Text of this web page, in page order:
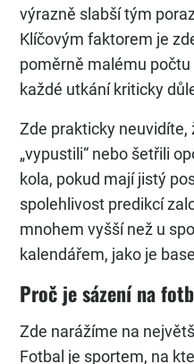
výrazně slabší tým
Klíčovým faktorem je
poměrně malému
každé utkání kriticky
Zde prakticky neuvidíte,
„vypustili“ nebo šetřili
kola, pokud mají jistý
spolehlivost predikcí
mnohem vyšší než u
kalendářem, jako je
Proč je sázení na
Zde narážíme na
Fotbal je sportem, na